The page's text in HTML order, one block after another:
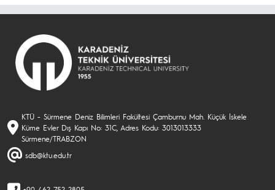
KTÜ - Sürmene Deniz Bilimleri Fakültesi Çamburnu Mah. Küçük İskele
Küme Evler Dış Kapı No: 31C, Adres Kodu: 3013013333
Sürmene/TRABZON
sdb@ktu.edu.tr